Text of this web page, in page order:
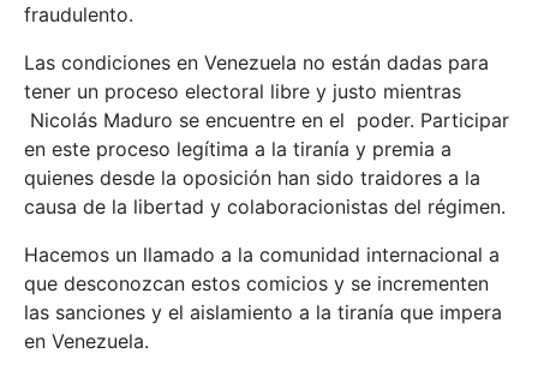
fraudulento.
Las condiciones en Venezuela no están dadas para
tener un proceso electoral libre y justo mientras
Nicolás Maduro se encuentre en el poder. Participar
en este proceso legítima a la tiranía y premia a
quienes desde la oposición han sido traidores a la
causa de la libertad y colaboracionistas del régimen.
Hacemos un llamado a la comunidad internacional a
que desconozcan estos comicios y se incrementen
las sanciones y el aislamiento a la tiranía que impera
en Venezuela.